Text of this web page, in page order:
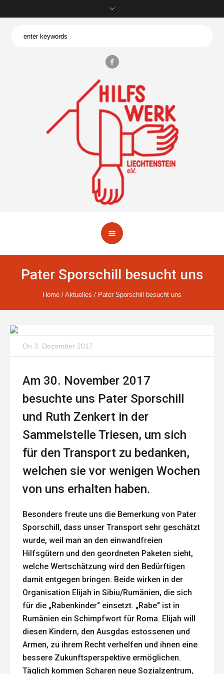
Pater Sporschill besucht uns
Home / Aktuelles / Pater Sporschill besucht uns
On 3. Dezember 2017
Am 30. November 2017
besuchte uns Pater Sporschill
und Ruth Zenkert in der
Sammelstelle Triesen, um sich
für den Transport zu bedanken,
welchen sie vor wenigen Wochen
von uns erhalten haben.
Besonders freute uns die Bemerkung von Pater
Sporschill, dass unser Transport sehr geschätzt
wurde, weil man an den einwandfreien
Hilfsgütern und den geordneten Paketen sieht,
welche Wertschätzung wird den Bedürftigen
damit entgegen bringen. Beide wirken in der
Organisation Elijah in Sibiu/Rumänien, die sich
für die „Rabenkinder“ einsetzt. „Rabe“ ist in
Rumänien ein Schimpfwort für Roma. Elijah will
diesen Kindern, den Ausgdas estossenen und
Armen, zu ihrem Recht verhelfen und ihnen eine
bessere Zukunftsperspektive ermöglichen.
Täglich kommen Scharen neue Sozialzentrum,